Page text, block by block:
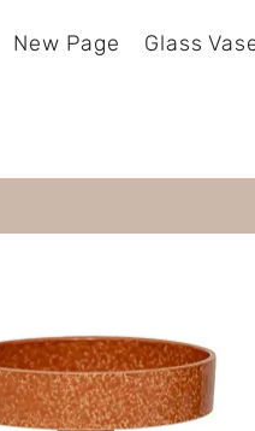
New Page Glass